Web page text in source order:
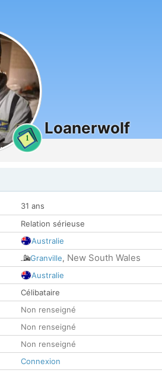
1
Loanerwolf
31 ans
Relation sérieuse
Australie
Granville, New South Wales
Australie
Célibataire
Non renseigné
Non renseigné
Non renseigné
Connexion